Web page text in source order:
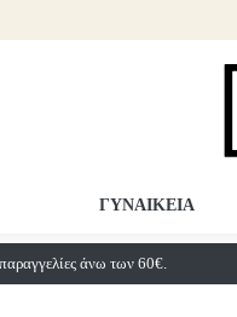
ΓΥΝΑΙΚΕΙΑ
άνω των 60€.